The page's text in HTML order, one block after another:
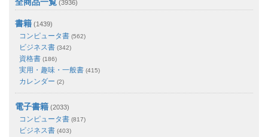
(3936)
書籍 (1439)
コンピュータ書 (562)
ビジネス書 (342)
資格書 (186)
実用・趣味・一般書 (415)
カレンダー (2)
電子書籍 (2033)
コンピュータ書 (817)
ビジネス書 (403)